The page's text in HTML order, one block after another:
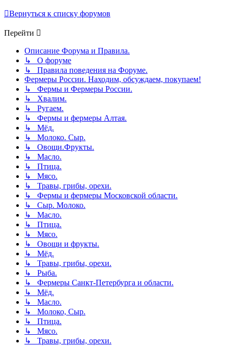
Вернуться к списку форумов
Перейти
Описание Форума и Правила.
↳ О форуме
↳ Правила поведения на Форуме.
Фермеры России. Находим, обсуждаем, покупаем!
↳ Фермы и Фермеры России.
↳ Хвалим.
↳ Ругаем.
↳ Фермы и фермеры Алтая.
↳ Мёд.
↳ Молоко. Сыр.
↳ Овощи.Фрукты.
↳ Масло.
↳ Птица.
↳ Мясо.
↳ Травы, грибы, орехи.
↳ Фермы и фермеры Московской области.
↳ Сыр. Молоко.
↳ Масло.
↳ Птица.
↳ Мясо.
↳ Овощи и фрукты.
↳ Мёд.
↳ Травы, грибы, орехи.
↳ Рыба.
↳ Фермеры Санкт-Петербурга и области.
↳ Мёд.
↳ Масло.
↳ Молоко, Сыр.
↳ Птица.
↳ Мясо.
↳ Травы, грибы, орехи.